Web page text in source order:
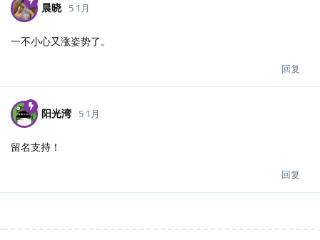
晨晓 5 1月
一不小心又涨姿势了。
回复
阳光湾 5 1月
留名支持！
回复